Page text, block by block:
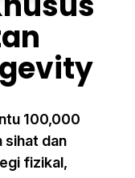
100,000
sihat dan
fizikal,